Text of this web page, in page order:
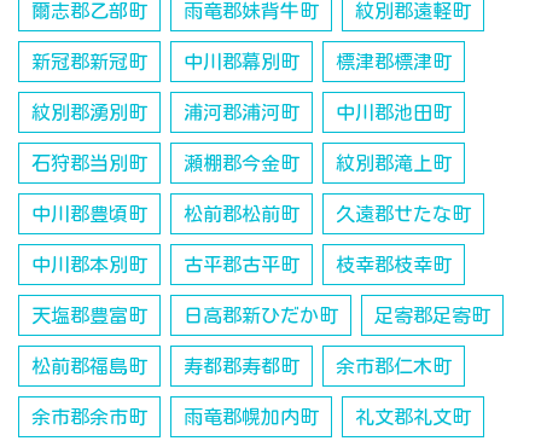
爾志郡乙部町 雨竜郡妹背牛町 紋別郡遠軽町
新冠郡新冠町 中川郡幕別町 標津郡標津町
紋別郡湧別町 浦河郡浦河町 中川郡池田町
石狩郡当別町 瀬棚郡今金町 紋別郡滝上町
中川郡豊頃町 松前郡松前町 久遠郡せたな町
中川郡本別町 古平郡古平町 枝幸郡枝幸町
天塩郡豊富町 日高郡新ひだか町 足寄郡足寄町
松前郡福島町 寿都郡寿都町 余市郡仁木町
余市郡余市町 雨竜郡幌加内町 礼文郡礼文町